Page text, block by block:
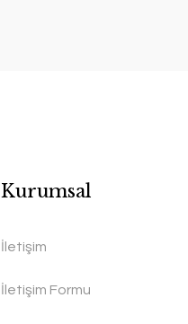
Kurumsal
İletişim
İletişim Formu